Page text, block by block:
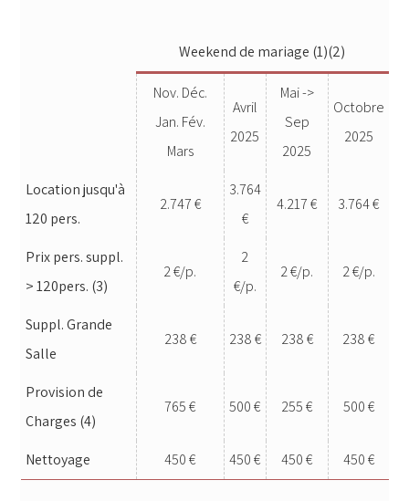
Weekend de mariage (1)(2)
Nov. Déc.
Jan. Fév.
Mars
Avril
2025
Mai ->
Sep
2025
Octobre
2025
Location jusqu'à
120 pers.
2.747 €
3.764
€
4.217 € 3.764 €
Prix pers. suppl.
> 120pers. (3)
2 €/p.
2
€/p.
2 €/p. 2 €/p.
Suppl. Grande
Salle
238 € 238 € 238 € 238 €
Provision de
Charges (4)
765 € 500 € 255 € 500 €
Nettoyage 450 € 450 € 450 € 450 €